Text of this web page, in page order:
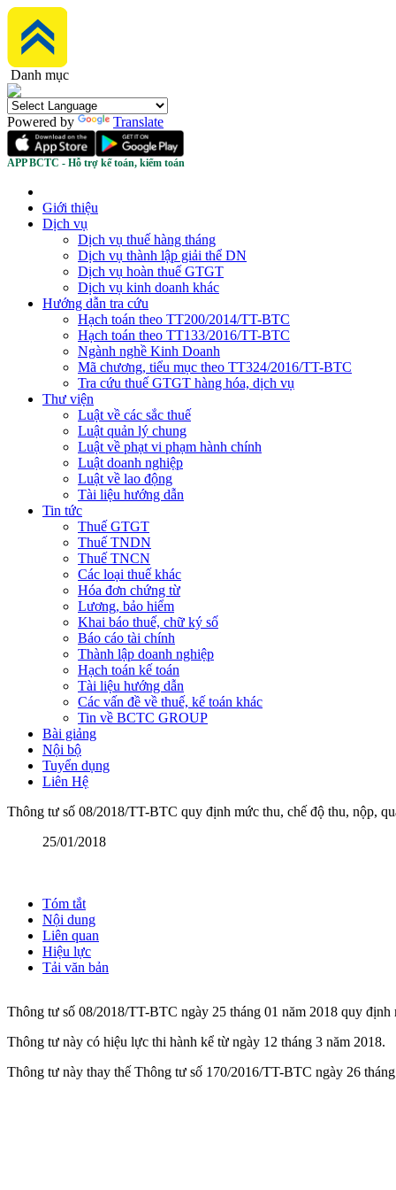
Danh mục
Powered by Translate
APP BCTC - Hỗ trợ kế toán, kiểm toán
Giới thiệu
Dịch vụ
Dịch vụ thuế hàng tháng
Dịch vụ thành lập giải thể DN
Dịch vụ hoàn thuế GTGT
Dịch vụ kinh doanh khác
Hướng dẫn tra cứu
Hạch toán theo TT200/2014/TT-BTC
Hạch toán theo TT133/2016/TT-BTC
Ngành nghề Kinh Doanh
Mã chương, tiểu mục theo TT324/2016/TT-BTC
Tra cứu thuế GTGT hàng hóa, dịch vụ
Thư viện
Luật về các sắc thuế
Luật quản lý chung
Luật về phạt vi phạm hành chính
Luật doanh nghiệp
Luật về lao động
Tài liệu hướng dẫn
Tin tức
Thuế GTGT
Thuế TNDN
Thuế TNCN
Các loại thuế khác
Hóa đơn chứng từ
Lương, bảo hiểm
Khai báo thuế, chữ ký số
Báo cáo tài chính
Thành lập doanh nghiệp
Hạch toán kế toán
Tài liệu hướng dẫn
Các vấn đề về thuế, kế toán khác
Tin về BCTC GROUP
Bài giảng
Nội bộ
Tuyển dụng
Liên Hệ
Thông tư số 08/2018/TT-BTC quy định mức thu, chế độ thu, nộp,
25/01/2018
Tóm tắt
Nội dung
Liên quan
Hiệu lực
Tải văn bản
Thông tư số 08/2018/TT-BTC ngày 25 tháng 01 năm 2018 quy
Thông tư này có hiệu lực thi hành kể từ ngày 12 tháng 3 năm 2018.
Thông tư này thay thế Thông tư số 170/2016/TT-BTC ngày 26